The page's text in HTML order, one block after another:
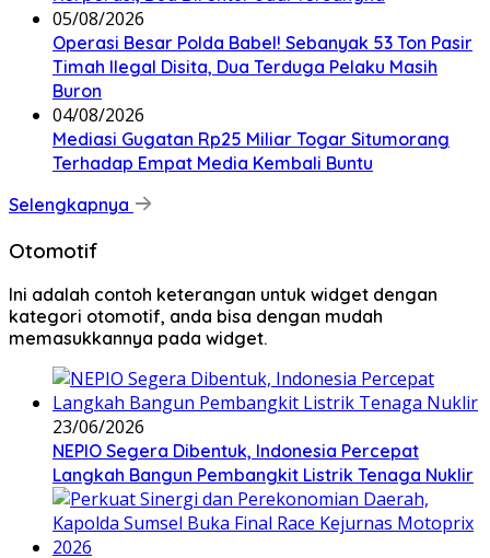
05/08/2026
Operasi Besar Polda Babel! Sebanyak 53 Ton Pasir
Timah Ilegal Disita, Dua Terduga Pelaku Masih
Buron
04/08/2026
Mediasi Gugatan Rp25 Miliar Togar Situmorang
Terhadap Empat Media Kembali Buntu
Selengkapnya
Otomotif
Ini adalah contoh keterangan untuk widget dengan
kategori otomotif, anda bisa dengan mudah
memasukkannya pada widget.
23/06/2026
NEPIO Segera Dibentuk, Indonesia Percepat
Langkah Bangun Pembangkit Listrik Tenaga Nuklir